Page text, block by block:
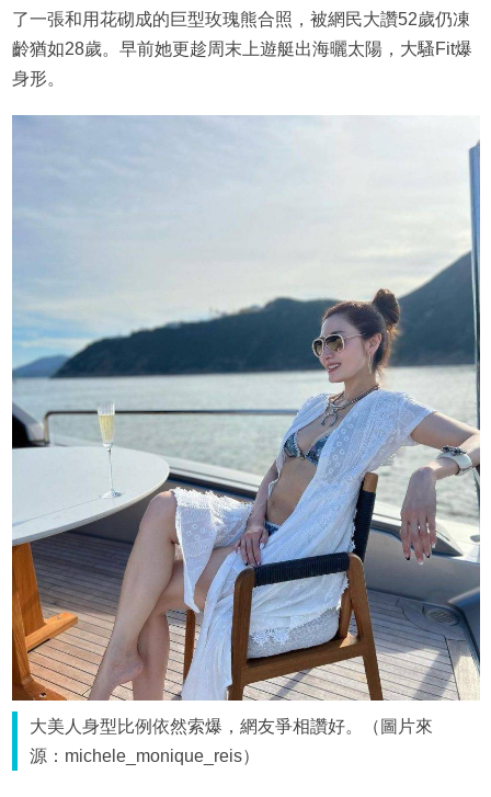
了一張和用花砌成的巨型玫瑰熊合照，被網民大讚52歲仍凍
齡猶如28歲。早前她更趁周末上遊艇出海曬太陽，大騷Fit爆
身形。
大美人身型比例依然索爆，網友爭相讚好。（圖片來
源：michele_monique_reis）